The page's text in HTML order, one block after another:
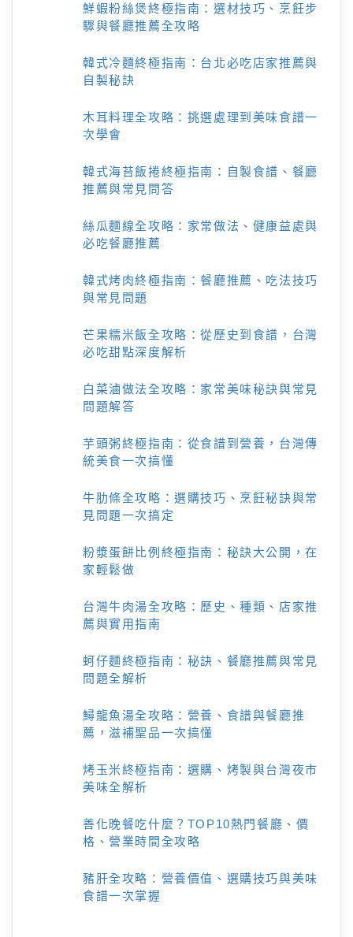
鮮蝦粉絲煲終極指南：選材技巧、烹飪步
驟與餐廳推薦全攻略
韓式冷麵終極指南：台北必吃店家推薦與
自製秘訣
木耳料理全攻略：挑選處理到美味食譜一
次學會
韓式海苔飯捲終極指南：自製食譜、餐廳
推薦與常見問答
絲瓜麵線全攻略：家常做法、健康益處與
必吃餐廳推薦
韓式烤肉終極指南：餐廳推薦、吃法技巧
與常見問題
芒果糯米飯全攻略：從歷史到食譜，台灣
必吃甜點深度解析
白菜滷做法全攻略：家常美味秘訣與常見
問題解答
芋頭粥終極指南：從食譜到營養，台灣傳
統美食一次搞懂
牛肋條全攻略：選購技巧、烹飪秘訣與常
見問題一次搞定
粉漿蛋餅比例終極指南：秘訣大公開，在
家輕鬆做
台灣牛肉湯全攻略：歷史、種類、店家推
薦與實用指南
蚵仔麵終極指南：秘訣、餐廳推薦與常見
問題全解析
鱘龍魚湯全攻略：營養、食譜與餐廳推
薦，滋補聖品一次搞懂
烤玉米終極指南：選購、烤製與台灣夜市
美味全解析
善化晚餐吃什麼？TOP10熱門餐廳、價
格、營業時間全攻略
豬肝全攻略：營養價值、選購技巧與美味
食譜一次掌握